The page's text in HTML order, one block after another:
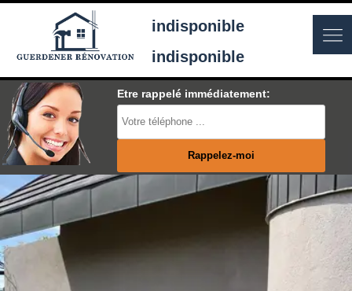
indisponible
indisponible
Etre rappelé immédiatement: